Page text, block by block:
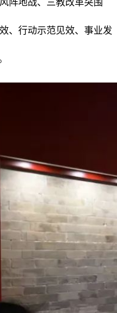
阵地战、三教改革突围
、行动示范见效、事业发